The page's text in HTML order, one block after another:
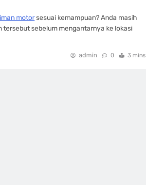
motorsesuai kemampuan? Anda masih
tersebut sebelum mengantarnya ke lokasi
admin 0 3 mins